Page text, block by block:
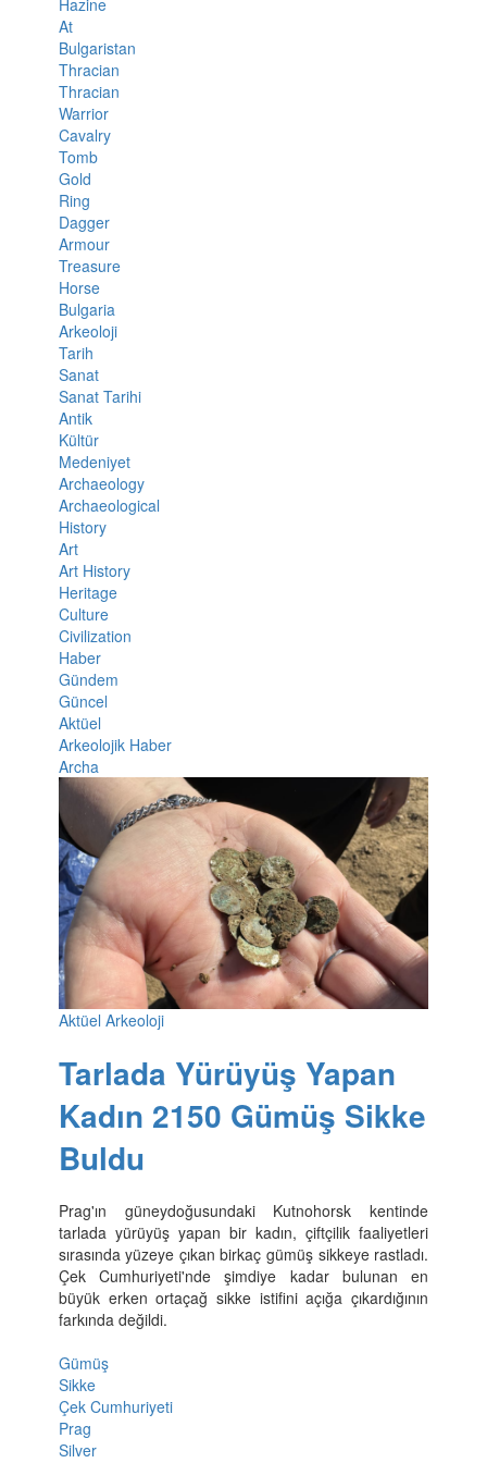
At
Bulgaristan
Thracian
Thracian
Warrior
Cavalry
Tomb
Gold
Ring
Dagger
Armour
Treasure
Horse
Bulgaria
Arkeoloji
Tarih
Sanat
Sanat Tarihi
Antik
Kültür
Medeniyet
Archaeology
Archaeological
History
Art
Art History
Heritage
Culture
Civilization
Haber
Gündem
Güncel
Aktüel
Arkeolojik Haber
Archa
Aktüel Arkeoloji
Tarlada Yürüyüş Yapan
Kadın 2150 Gümüş Sikke
Buldu
Prag'ın güneydoğusundaki Kutnohorsk kentinde
tarlada yürüyüş yapan bir kadın, çiftçilik faaliyetleri
sırasında yüzeye çıkan birkaç gümüş sikkeye rastladı.
Çek Cumhuriyeti'nde şimdiye kadar bulunan en
büyük erken ortaçağ sikke istifini açığa çıkardığının
farkında değildi.
Gümüş
Sikke
Çek Cumhuriyeti
Prag
Silver